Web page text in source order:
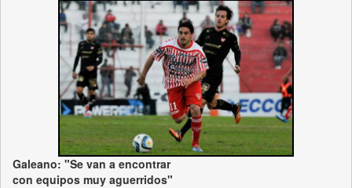
Galeano: "Se van a encontrar
con equipos muy aguerridos"